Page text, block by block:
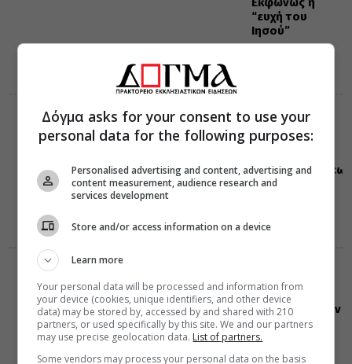
“ευχή του
Ιησού”
ΔΙΑΦΟΡΑ
7:35
Μεταμορφώσεως
του Σωτήρος
06 Αυγούστου 2026
Πώς θα κριθούν
οι αλλόδοξοι
Δόγμα asks for your consent to use your
personal data for the following purposes:
Personalised advertising and content, advertising and
content measurement, audience research and
services development
Store and/or access information on a device
Learn more
Your personal data will be processed and information from
your device (cookies, unique identifiers, and other device
data) may be stored by, accessed by and shared with 210
partners, or used specifically by this site. We and our partners
may use precise geolocation data. List of partners.
Some vendors may process your personal data on the basis